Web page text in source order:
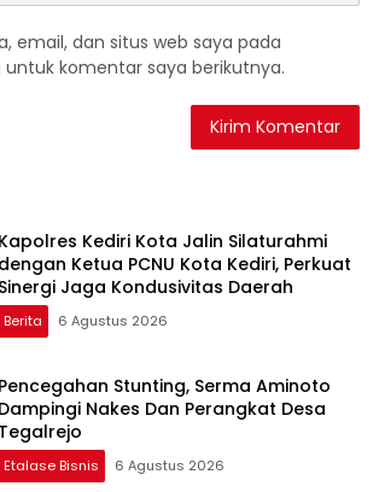
email, dan situs web saya pada
komentar saya berikutnya.
Kapolres Kediri Kota Jalin Silaturahmi
dengan Ketua PCNU Kota Kediri, Perkuat
Sinergi Jaga Kondusivitas Daerah
Berita 6 Agustus 2026
Pencegahan Stunting, Serma Aminoto
Dampingi Nakes Dan Perangkat Desa
Tegalrejo
Etalase Bisnis 6 Agustus 2026